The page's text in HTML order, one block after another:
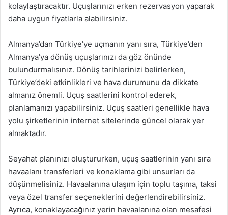
kolaylaştıracaktır. Uçuşlarınızı erken rezervasyon yaparak
daha uygun fiyatlarla alabilirsiniz.
Almanya’dan Türkiye’ye uçmanın yanı sıra, Türkiye’den
Almanya’ya dönüş uçuşlarınızı da göz önünde
bulundurmalısınız. Dönüş tarihlerinizi belirlerken,
Türkiye’deki etkinlikleri ve hava durumunu da dikkate
almanız önemli. Uçuş saatlerini kontrol ederek,
planlamanızı yapabilirsiniz. Uçuş saatleri genellikle hava
yolu şirketlerinin internet sitelerinde güncel olarak yer
almaktadır.
Seyahat planınızı oluştururken, uçuş saatlerinin yanı sıra
havaalanı transferleri ve konaklama gibi unsurları da
düşünmelisiniz. Havaalanına ulaşım için toplu taşıma, taksi
veya özel transfer seçeneklerini değerlendirebilirsiniz.
Ayrıca, konaklayacağınız yerin havaalanına olan mesafesi